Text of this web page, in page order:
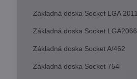
Základná doska Socket LGA 2011
Základná doska Socket LGA2066
Základná doska Socket A/462
Základná doska Socket 754